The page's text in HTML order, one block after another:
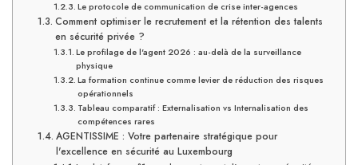
Le protocole de communication de crise inter-agences
Comment optimiser le recrutement et la rétention des talents
en sécurité privée ?
Le profilage de l'agent 2026 : au-delà de la surveillance
physique
La formation continue comme levier de réduction des risques
opérationnels
Tableau comparatif : Externalisation vs Internalisation des
compétences rares
AGENTISSIME : Votre partenaire stratégique pour
l'excellence en sécurité au Luxembourg